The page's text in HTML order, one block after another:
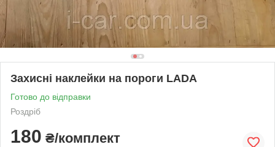
Захисні наклейки на пороги LADA
Готово до відправки
Роздріб
180 ₴/комплект